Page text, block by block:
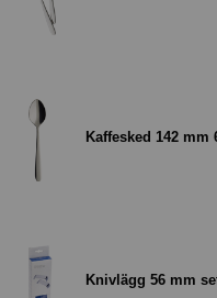
Kaffesked 142
Knivlägg 56 mm